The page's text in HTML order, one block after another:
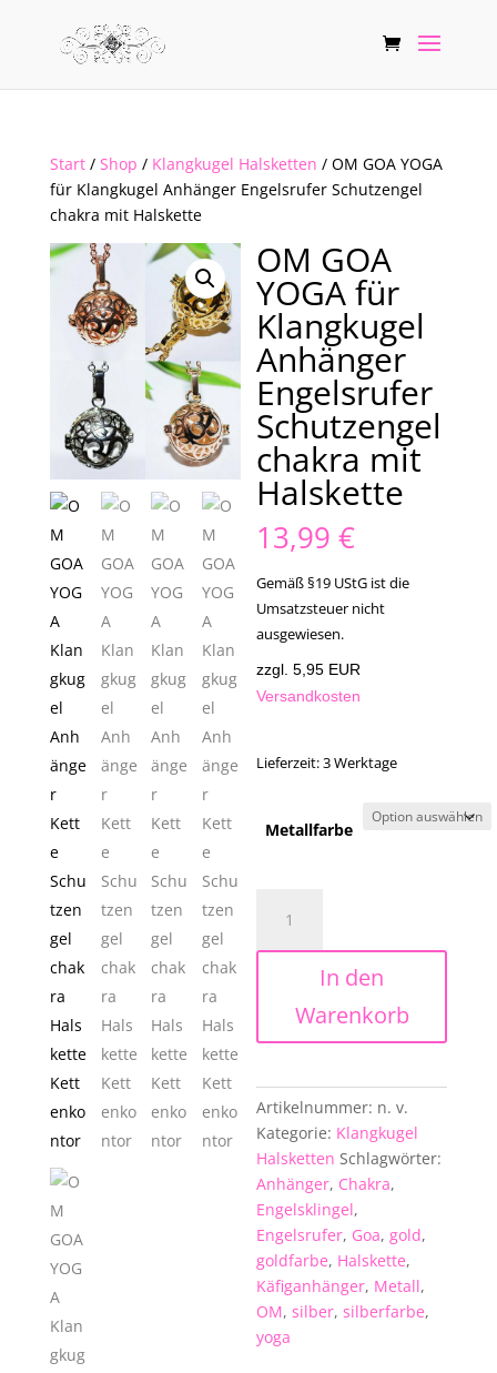
Start/ Shop / Klangkugel Halsketten / OM GOA YOGA
für Klangkugel Anhänger Engelsrufer Schutzengel
chakra mit Halskette
OM GOA
YOGA für
Klangkugel
Anhänger
Engelsrufer
Schutzengel
chakra mit
Halskette
13,99€
Gemäß §19 UStG ist die
Umsatzsteuer nicht
ausgewiesen.
zzgl. 5,95 EUR
Versandkosten
Lieferzeit:3 Werktage
Metallfarbe
YOGA
Klangkugel
Anhänger
chakra
mit
Halskette
Menge
In den
Warenkorb
Artikelnummer: n. v.
Kategorie: Klangkugel
Halsketten Schlagwörter:
Anhänger, Chakra,
Engelsklingel,
Engelsrufer, Goa,gold,
goldfarbe, Halskette,
Käfiganhänger, Metall,
OM,silber,silberfarbe,
yoga